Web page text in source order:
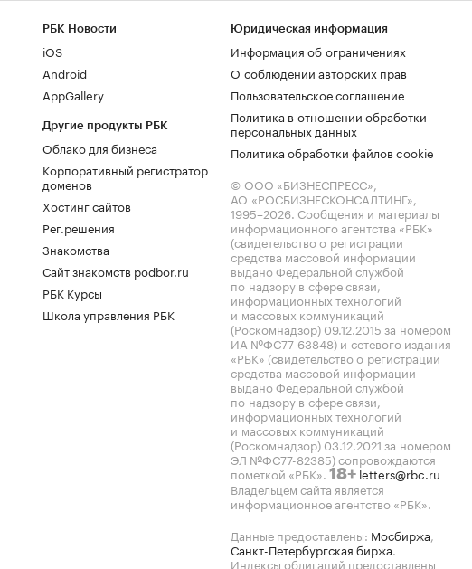
РБК Новости
iOS
Android
AppGallery
Другие продукты РБК
Облако для бизнеса
Корпоративный регистратор
доменов
Хостинг сайтов
Рег.решения
Знакомства
Сайт знакомств podbor.ru
РБК Курсы
Школа управления РБК
Юридическая информация
Информация об ограничениях
О соблюдении авторских прав
Пользовательское соглашение
Политика в отношении обработки
персональных данных
Политика обработки файлов cookie
© ООО «БИЗНЕСПРЕСС»,
АО «РОСБИЗНЕСКОНСАЛТИНГ»,
1995–2026. Сообщения и материалы
информационного агентства «РБК»
(свидетельство о регистрации
средства массовой информации
выдано Федеральной службой
по надзору в сфере связи,
информационных технологий
и массовых коммуникаций
(Роскомнадзор) 09.12.2015 за номером
ИА №ФС77-63848) и сетевого издания
«РБК» (свидетельство о регистрации
средства массовой информации
выдано Федеральной службой
по надзору в сфере связи,
информационных технологий
и массовых коммуникаций
(Роскомнадзор) 03.12.2021 за номером
ЭЛ №ФС77-82385) сопровождаются
пометкой «РБК». 18+ letters@rbc.ru
Владельцем сайта является
информационное агентство «РБК».
Данные предоставлены: Мосбиржа,
Санкт-Петербургская биржа.
Индексы облигаций предоставлены